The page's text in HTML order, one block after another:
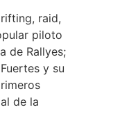
raid,
piloto
de Rallyes;
y su
de la